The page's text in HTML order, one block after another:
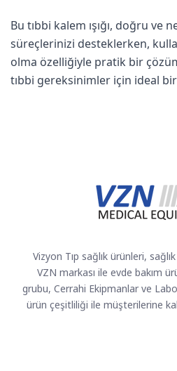
Bu tıbbi kalem ışığı, doğru ve
süreçlerinizi desteklerken,
olma özelliğiyle pratik bir
tıbbi gereksinimler için ideal
Vizyon Tıp sağlık ürünleri,
VZN markası ile evde bakım
grubu, Cerrahi Ekipmanlar ve
ürün çeşitliliği ile müşterilerine